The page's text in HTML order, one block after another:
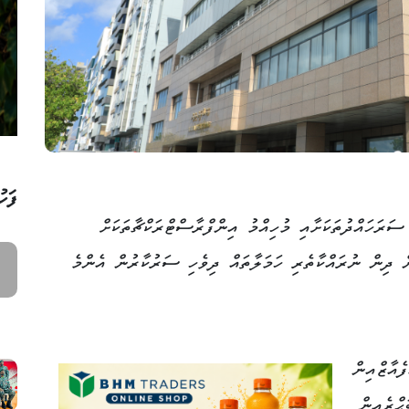
މުހިއްމު އިންފްރާސްޓްރަކްޗާތަކަށް
ދިން ނުރައްކާތެރި ހަމަލާތައް ދިވެހި ސަރުކާރުން އެންމެ